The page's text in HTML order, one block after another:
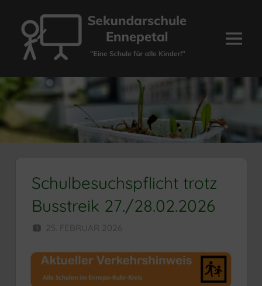
Inhalt
springen
Sekundarschule
Ennepetal
Menü
Schulbesuchspflicht trotz
Busstreik 27./28.02.2026
25. FEBRUAR 2026